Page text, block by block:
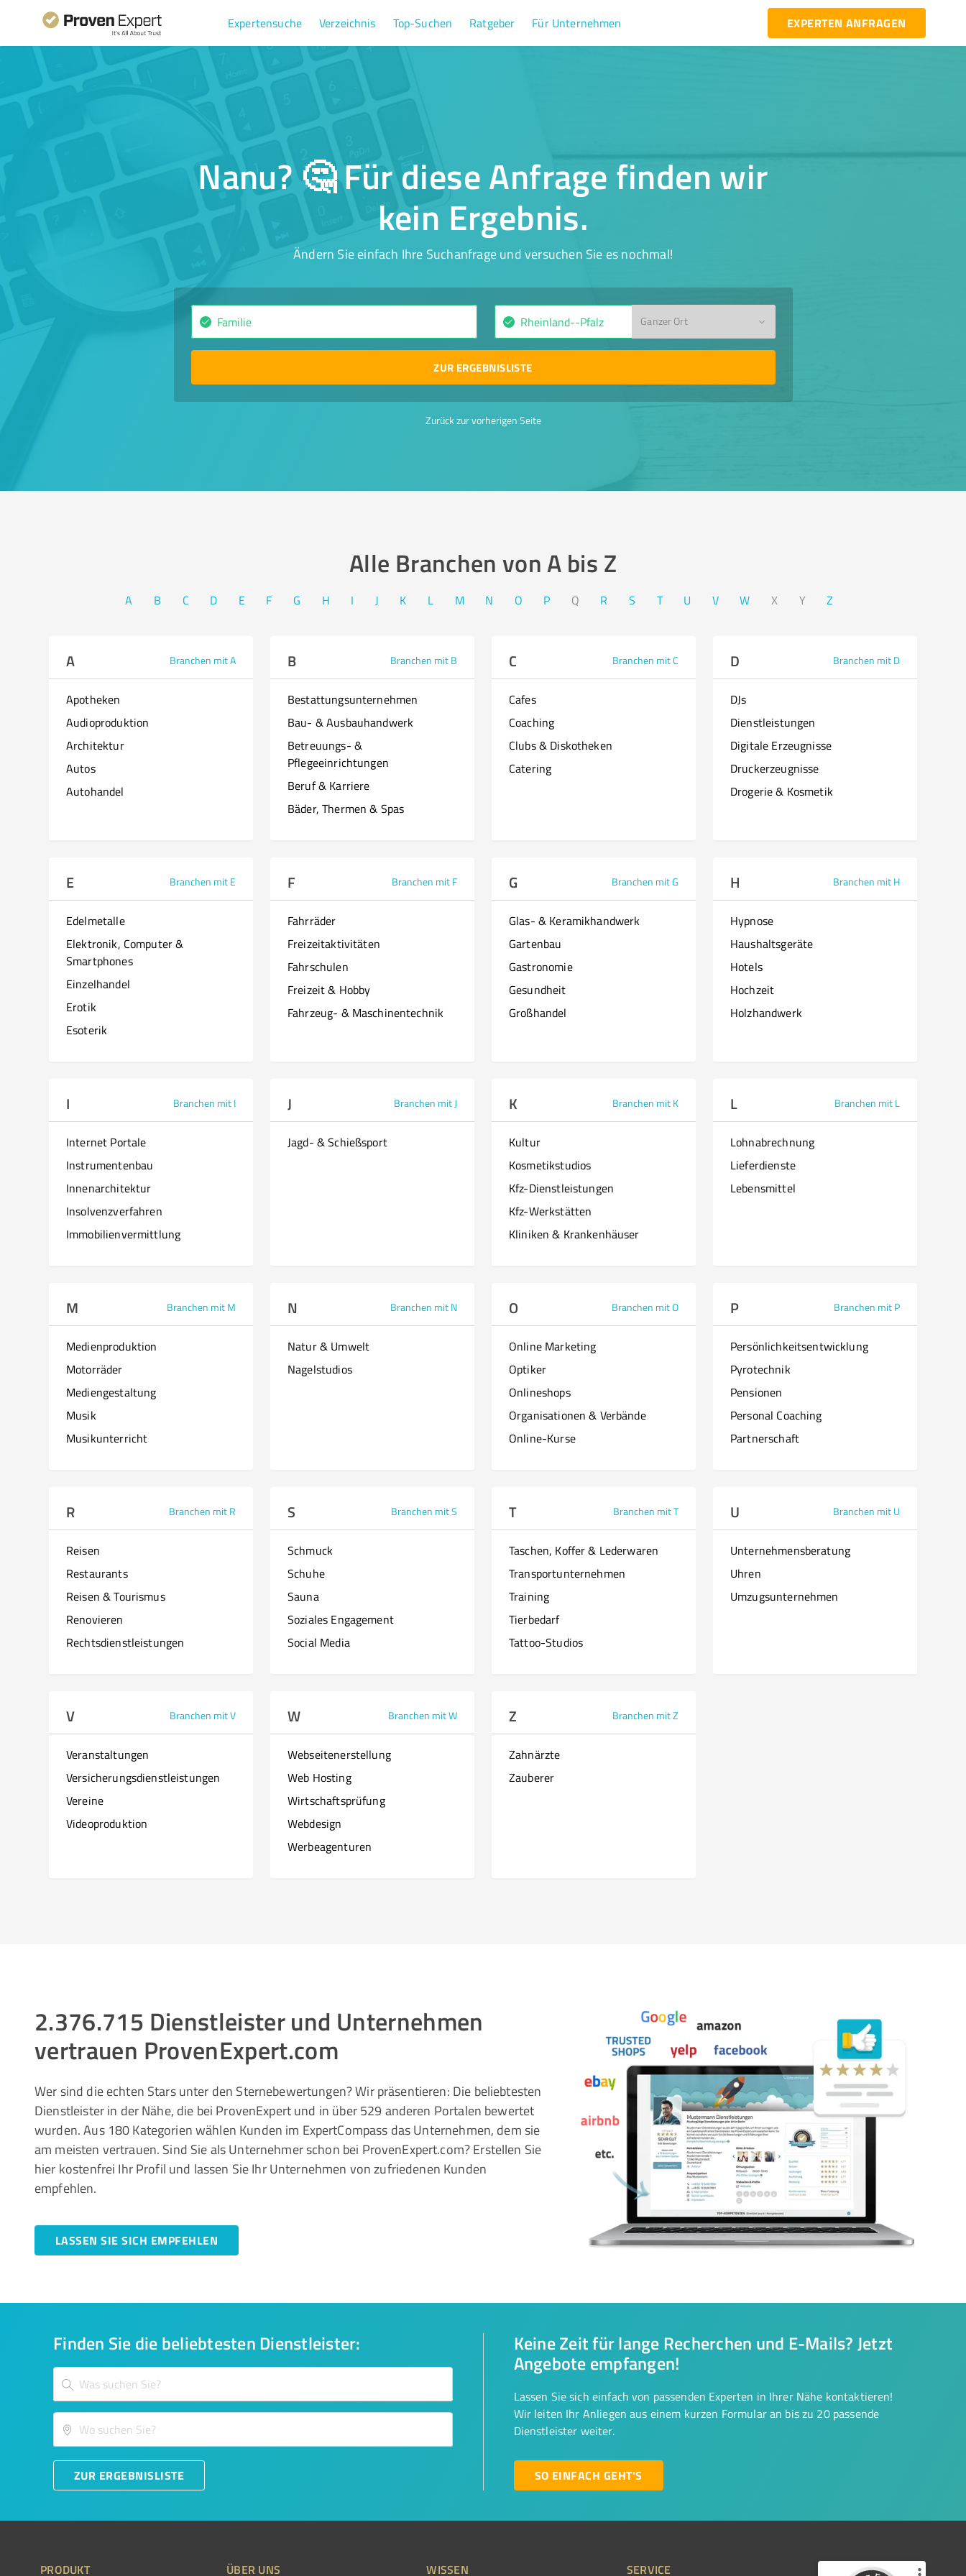
Expertensuche Verzeichnis Top-Suchen Ratgeber Für Unternehmen EXPERTEN ANFRAGEN
Nanu? 🤔 Für diese Anfrage finden wir
kein Ergebnis.
Ändern Sie einfach Ihre Suchanfrage und versuchen Sie es nochmal!
Ganzer Ort
ZUR ERGEBNISLISTE
Zurück zur vorherigen Seite
Alle Branchen von A bis Z​
A B C D E F G H I J K L M N O P Q R S T U V W X Y Z
A Branchen mit A
Apotheken
Audioproduktion
Architektur
Autos
Autohandel
B Branchen mit B
Bestattungsunternehmen
Bau- & Ausbauhandwerk
Betreuungs- &
Pflegeeinrichtungen
Beruf & Karriere
Bäder, Thermen & Spas
C Branchen mit C
Cafes
Coaching
Clubs & Diskotheken
Catering
D Branchen mit D
DJs
Dienstleistungen
Digitale Erzeugnisse
Druckerzeugnisse
Drogerie & Kosmetik
E Branchen mit E
Edelmetalle
Elektronik, Computer &
Smartphones
Einzelhandel
Erotik
Esoterik
F Branchen mit F
Fahrräder
Freizeitaktivitäten
Fahrschulen
Freizeit & Hobby
Fahrzeug- & Maschinentechnik
G Branchen mit G
Glas- & Keramikhandwerk
Gartenbau
Gastronomie
Gesundheit
Großhandel
H Branchen mit H
Hypnose
Haushaltsgeräte
Hotels
Hochzeit
Holzhandwerk
I Branchen mit I
Internet Portale
Instrumentenbau
Innenarchitektur
Insolvenzverfahren
Immobilienvermittlung
J Branchen mit J
Jagd- & Schießsport
K Branchen mit K
Kultur
Kosmetikstudios
Kfz-Dienstleistungen
Kfz-Werkstätten
Kliniken & Krankenhäuser
L Branchen mit L
Lohnabrechnung
Lieferdienste
Lebensmittel
M Branchen mit M
Medienproduktion
Motorräder
Mediengestaltung
Musik
Musikunterricht
N Branchen mit N
Natur & Umwelt
Nagelstudios
O Branchen mit O
Online Marketing
Optiker
Onlineshops
Organisationen & Verbände
Online-Kurse
P Branchen mit P
Persönlichkeitsentwicklung
Pyrotechnik
Pensionen
Personal Coaching
Partnerschaft
R Branchen mit R
Reisen
Restaurants
Reisen & Tourismus
Renovieren
Rechtsdienstleistungen
S Branchen mit S
Schmuck
Schuhe
Sauna
Soziales Engagement
Social Media
T Branchen mit T
Taschen, Koffer & Lederwaren
Transportunternehmen
Training
Tierbedarf
Tattoo-Studios
U Branchen mit U
Unternehmensberatung
Uhren
Umzugsunternehmen
V Branchen mit V
Veranstaltungen
Versicherungsdienstleistungen
Vereine
Videoproduktion
W Branchen mit W
Webseitenerstellung
Web Hosting
Wirtschaftsprüfung
Webdesign
Werbeagenturen
Z Branchen mit Z
Zahnärzte
Zauberer
2.376.715 Dienstleister und Unternehmen
vertrauen ProvenExpert.com
Wer sind die echten Stars unter den Sternebewertungen? Wir präsentieren: Die beliebtesten
Dienstleister in der Nähe, die bei ProvenExpert und in über 529 anderen Portalen bewertet
wurden. Aus 180 Kategorien wählen Kunden im ExpertCompass das Unternehmen, dem sie
am meisten vertrauen. Sind Sie als Unternehmer schon bei ProvenExpert.com? Erstellen Sie
hier kostenfrei Ihr Profil und lassen Sie Ihr Unternehmen von zufriedenen Kunden
empfehlen.
LASSEN SIE SICH EMPFEHLEN
Finden Sie die beliebtesten Dienstleister:
ZUR ERGEBNISLISTE
Keine Zeit für lange Recherchen und E-Mails? Jetzt
Angebote empfangen!
Lassen Sie sich einfach von passenden Experten in Ihrer Nähe kontaktieren!
Wir leiten Ihr Anliegen aus einem kurzen Formular an bis zu 20 passende
Dienstleister weiter.
SO EINFACH GEHT'S
PRODUKT ÜBER UNS WISSEN SERVICE